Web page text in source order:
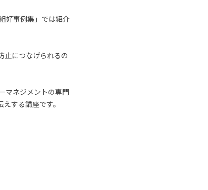
好事例集」では紹介
止につなげられるの
マネジメントの専門
する講座です。